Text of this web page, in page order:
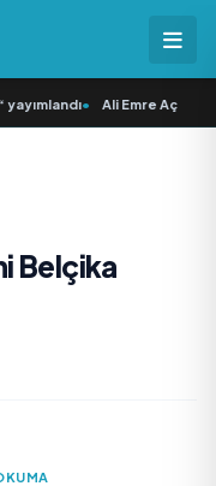
• Ali Emre Açıkgöz
Belçika